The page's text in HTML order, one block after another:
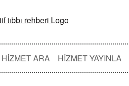
HIZMET ARA HIZMET YAYINLA